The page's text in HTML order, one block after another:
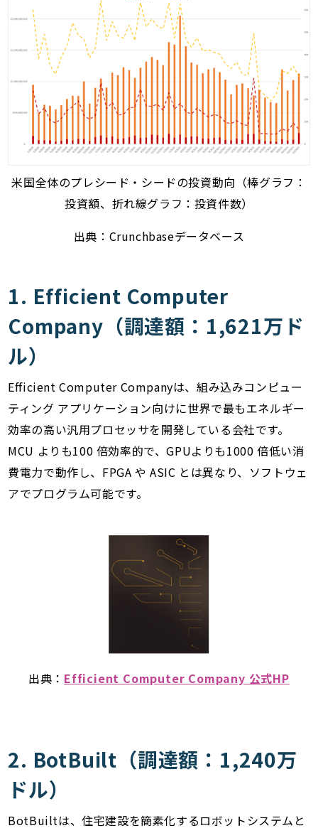
米国全体のプレシード・シードの投資動向（棒グラフ：
投資額、折れ線グラフ：投資件数）
出典：Crunchbaseデータベース
1. Efficient Computer
Company（調達額：1,621万ド
ル）
Efficient Computer Companyは、組み込みコンピュー
ティング アプリケーション向けに世界で最もエネルギー
効率の高い汎用プロセッサを開発している会社です。
MCU よりも100 倍効率的で、GPUよりも1000 倍低い消
費電力で動作し、FPGA や ASIC とは異なり、ソフトウェ
アでプログラム可能です。
出典： Efficient Computer Company 公式HP
2. BotBuilt（調達額：1,240万
ドル）
BotBuiltは、住宅建設を簡素化するロボットシステムと